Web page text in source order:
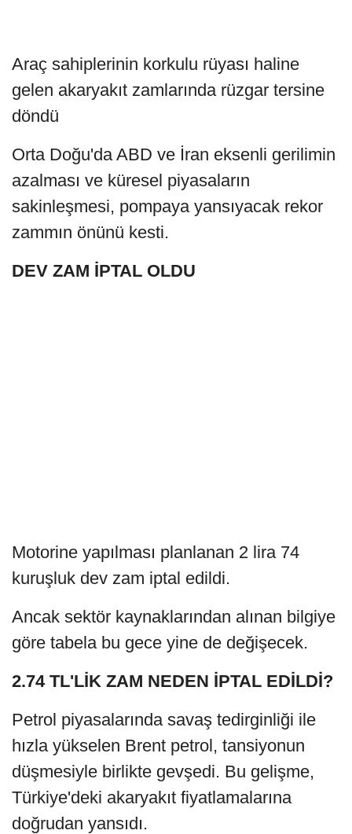
Araç sahiplerinin korkulu rüyası haline
gelen akaryakıt zamlarında rüzgar tersine
döndü
Orta Doğu'da ABD ve İran eksenli gerilimin
azalması ve küresel piyasaların
sakinleşmesi, pompaya yansıyacak rekor
zammın önünü kesti.
DEV ZAM İPTAL OLDU
Motorine yapılması planlanan 2 lira 74
kuruşluk dev zam iptal edildi.
Ancak sektör kaynaklarından alınan bilgiye
göre tabela bu gece yine de değişecek.
2.74 TL'LİK ZAM NEDEN İPTAL EDİLDİ?
Petrol piyasalarında savaş tedirginliği ile
hızla yükselen Brent petrol, tansiyonun
düşmesiyle birlikte gevşedi. Bu gelişme,
Türkiye'deki akaryakıt fiyatlamalarına
doğrudan yansıdı.